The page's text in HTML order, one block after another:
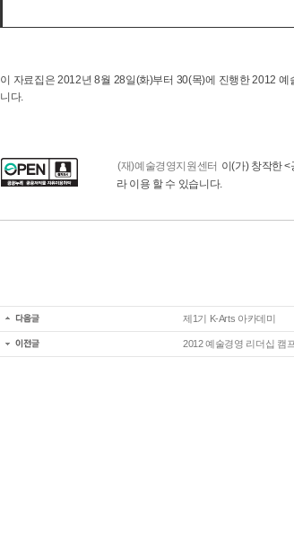
이 자료집은 2012년 8월 28일(화)부터 30(목)에 진행한 2012
니다.
(재)예술경영지원센터 이(가) 창작한<
라 이용 할 수 있습니다.
제1기 K-Arts 아카데미
2012 예술경영 리더십 캠